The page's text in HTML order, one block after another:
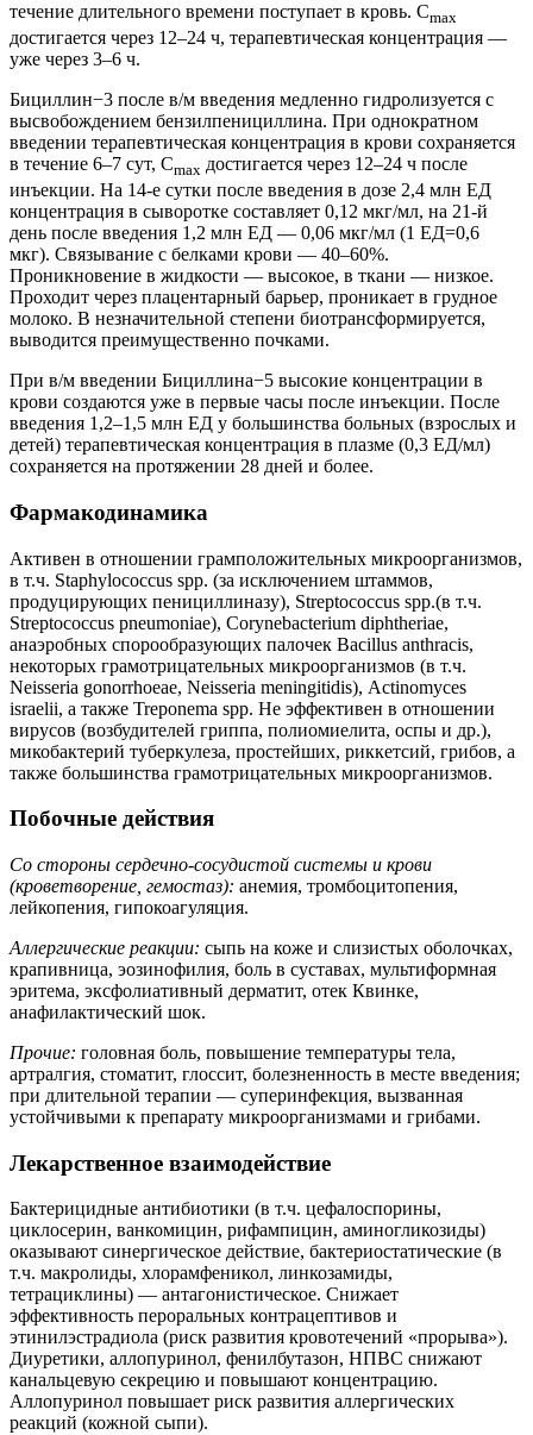
течение длительного времени поступает в кровь. Cmax
достигается через 12–24 ч, терапевтическая концентрация —
уже через 3–6 ч.
Бициллин−3 после в/м введения медленно гидролизуется с
высвобождением бензилпенициллина. При однократном
введении терапевтическая концентрация в крови сохраняется
в течение 6–7 сут, Сmax достигается через 12–24 ч после
инъекции. На 14-е сутки после введения в дозе 2,4 млн ЕД
концентрация в сыворотке составляет 0,12 мкг/мл, на 21-й
день после введения 1,2 млн ЕД — 0,06 мкг/мл (1 ЕД=0,6
мкг). Связывание с белками крови — 40–60%.
Проникновение в жидкости — высокое, в ткани — низкое.
Проходит через плацентарный барьер, проникает в грудное
молоко. В незначительной степени биотрансформируется,
выводится преимущественно почками.
При в/м введении Бициллина−5 высокие концентрации в
крови создаются уже в первые часы после инъекции. После
введения 1,2–1,5 млн ЕД у большинства больных (взрослых и
детей) терапевтическая концентрация в плазме (0,3 ЕД/мл)
сохраняется на протяжении 28 дней и более.
Фармакодинамика
Активен в отношении грамположительных микроорганизмов,
в т.ч. Staphylococcus spp. (за исключением штаммов,
продуцирующих пенициллиназу), Streptococcus spp.(в т.ч.
Streptococcus pneumoniae), Corynebacterium diphtheriae,
анаэробных спорообразующих палочек Bacillus anthracis,
некоторых грамотрицательных микроорганизмов (в т.ч.
Neisseria gonorrhoeae, Neisseria meningitidis), Actinomyces
israelii, а также Treponema spp. Не эффективен в отношении
вирусов (возбудителей гриппа, полиомиелита, оспы и др.),
микобактерий туберкулеза, простейших, риккетсий, грибов, а
также большинства грамотрицательных микроорганизмов.
Побочные действия
Со стороны сердечно-сосудистой системы и крови
(кроветворение, гемостаз): анемия, тромбоцитопения,
лейкопения, гипокоагуляция.
Аллергические реакции: сыпь на коже и слизистых оболочках,
крапивница, эозинофилия, боль в суставах, мультиформная
эритема, эксфолиативный дерматит, отек Квинке,
анафилактический шок.
Прочие: головная боль, повышение температуры тела,
артралгия, стоматит, глоссит, болезненность в месте введения;
при длительной терапии — суперинфекция, вызванная
устойчивыми к препарату микроорганизмами и грибами.
Лекарственное взаимодействие
Бактерицидные антибиотики (в т.ч. цефалоспорины,
циклосерин, ванкомицин, рифампицин, аминогликозиды)
оказывают синергическое действие, бактериостатические (в
т.ч. макролиды, хлорамфеникол, линкозамиды,
тетрациклины) — антагонистическое. Снижает
эффективность пероральных контрацептивов и
этинилэстрадиола (риск развития кровотечений «прорыва»).
Диуретики, аллопуринол, фенилбутазон, НПВС снижают
канальцевую секрецию и повышают концентрацию.
Аллопуринол повышает риск развития аллергических
реакций (кожной сыпи).